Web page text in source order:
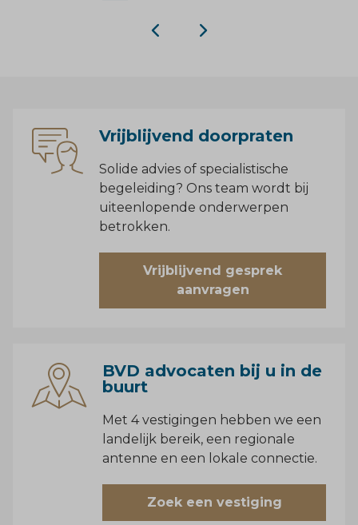
Vrijblijvend doorpraten
Solide advies of specialistische
begeleiding? Ons team wordt bij
uiteenlopende onderwerpen
betrokken.
Vrijblijvend gesprek
aanvragen
BVD advocaten bij u in de
buurt
Met 4 vestigingen hebben we een
landelijk bereik, een regionale
antenne en een lokale connectie.
Zoek een vestiging